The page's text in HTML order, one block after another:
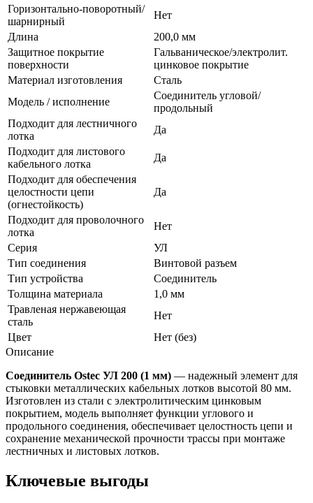
Горизонтально-поворотный/
шарнирный
Нет
Длина
200,0 мм
Защитное покрытие
поверхности
Гальваническое/электролит.
цинковое покрытие
Материал изготовления
Сталь
Модель / исполнение
Соединитель угловой/
продольный
Подходит для лестничного
лотка
Да
Подходит для листового
кабельного лотка
Да
Подходит для обеспечения
целостности цепи
(огнестойкость)
Да
Подходит для проволочного
лотка
Нет
Серия
УЛ
Тип соединения
Винтовой разъем
Тип устройства
Соединитель
Толщина материала
1,0 мм
Травленая нержавеющая
сталь
Нет
Цвет
Нет (без)
Описание
Соединитель Ostec УЛ 200 (1 мм) — надежный элемент для
стыковки металлических кабельных лотков высотой 80 мм.
Изготовлен из стали с электролитическим цинковым
покрытием, модель выполняет функции углового и
продольного соединения, обеспечивает целостность цепи и
сохранение механической прочности трассы при монтаже
лестничных и листовых лотков.
Ключевые выгоды